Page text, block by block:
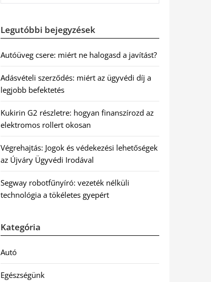
Legutóbbi bejegyzések
Autóüveg csere: miért ne halogasd a javítást?
Adásvételi szerződés: miért az ügyvédi díj a
legjobb befektetés
Kukirin G2 részletre: hogyan finanszírozd az
elektromos rollert okosan
Végrehajtás: Jogok és védekezési lehetőségek
az Újváry Ügyvédi Irodával
Segway robotfűnyíró: vezeték nélküli
technológia a tökéletes gyepért
Kategória
Autó
Egészségünk